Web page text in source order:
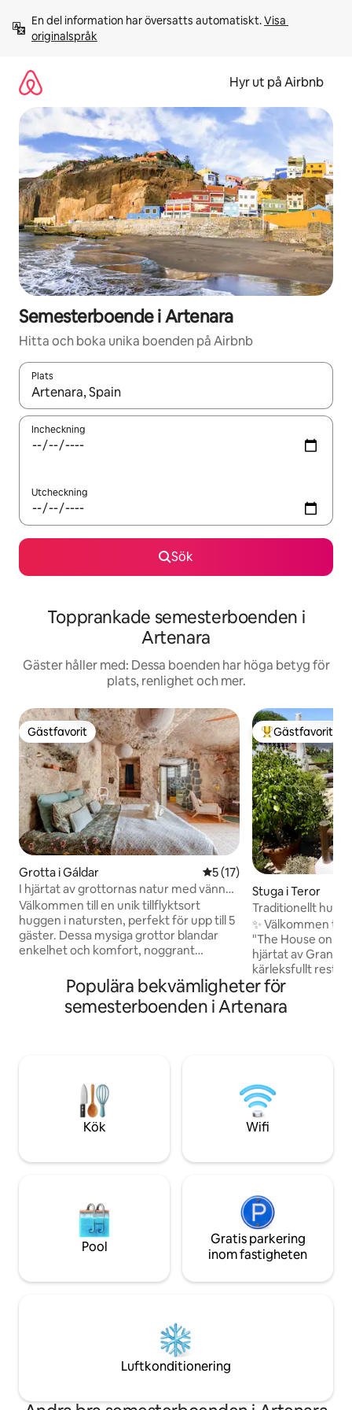
innehåll
En del information har översatts automatiskt. Visa
originalspråk
Hyr ut på Airbnb
Semesterboende i Artenara
Hitta och boka unika boenden på Airbnb
Plats
När resultaten är tillgängliga kan du navigera med upp- och
Incheckning
Utcheckning
Sök
Topprankade semesterboenden i
Artenara
Gäster håller med: Dessa boenden har höga betyg för
plats, renlighet och mer.
Gästfavorit
Gästfavorit
Grotta i Gáldar 5 av 5 i genomsnittligt
5 (17)
I hjärtat av grottornas natur med vänner
och familj
Välkommen till en unik tillflyktsort
huggen i natursten, perfekt för upp till 5
gäster. Dessa mysiga grottor blandar
enkelhet och komfort, noggrant
erbjuda en fridfull tillflyktsort. Njut av
frisk luft, vilsamma nätter och en chans
att återförenas med naturen. Jag bor i
semester där tiden saktar ner och äkta
stunder utvecklas.
Populär
Gästfavorit
Stuga i Teror
Traditionellt hus
Canaria
✨ Välkommen till
"The House on
hjärtat av Gran
kärleksfullt
traditionellt
hisnande utsikt
horisonten där
blandar vackert
hållbarhet. 🚭
fastigheten
Populära bekvämligheter för
semesterboenden i Artenara
Kök Wifi
Pool
Gratis parkering
inom fastigheten
Luftkonditionering